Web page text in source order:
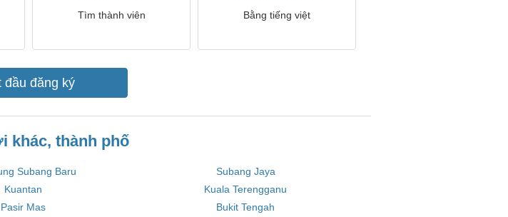
Tìm thành viên Bằng tiếng việt
đầu đăng ký
khác, thành phố
Subang Baru
Subang Jaya
Kuantan
Kuala Terengganu
Pasir Mas Bukit Tengah